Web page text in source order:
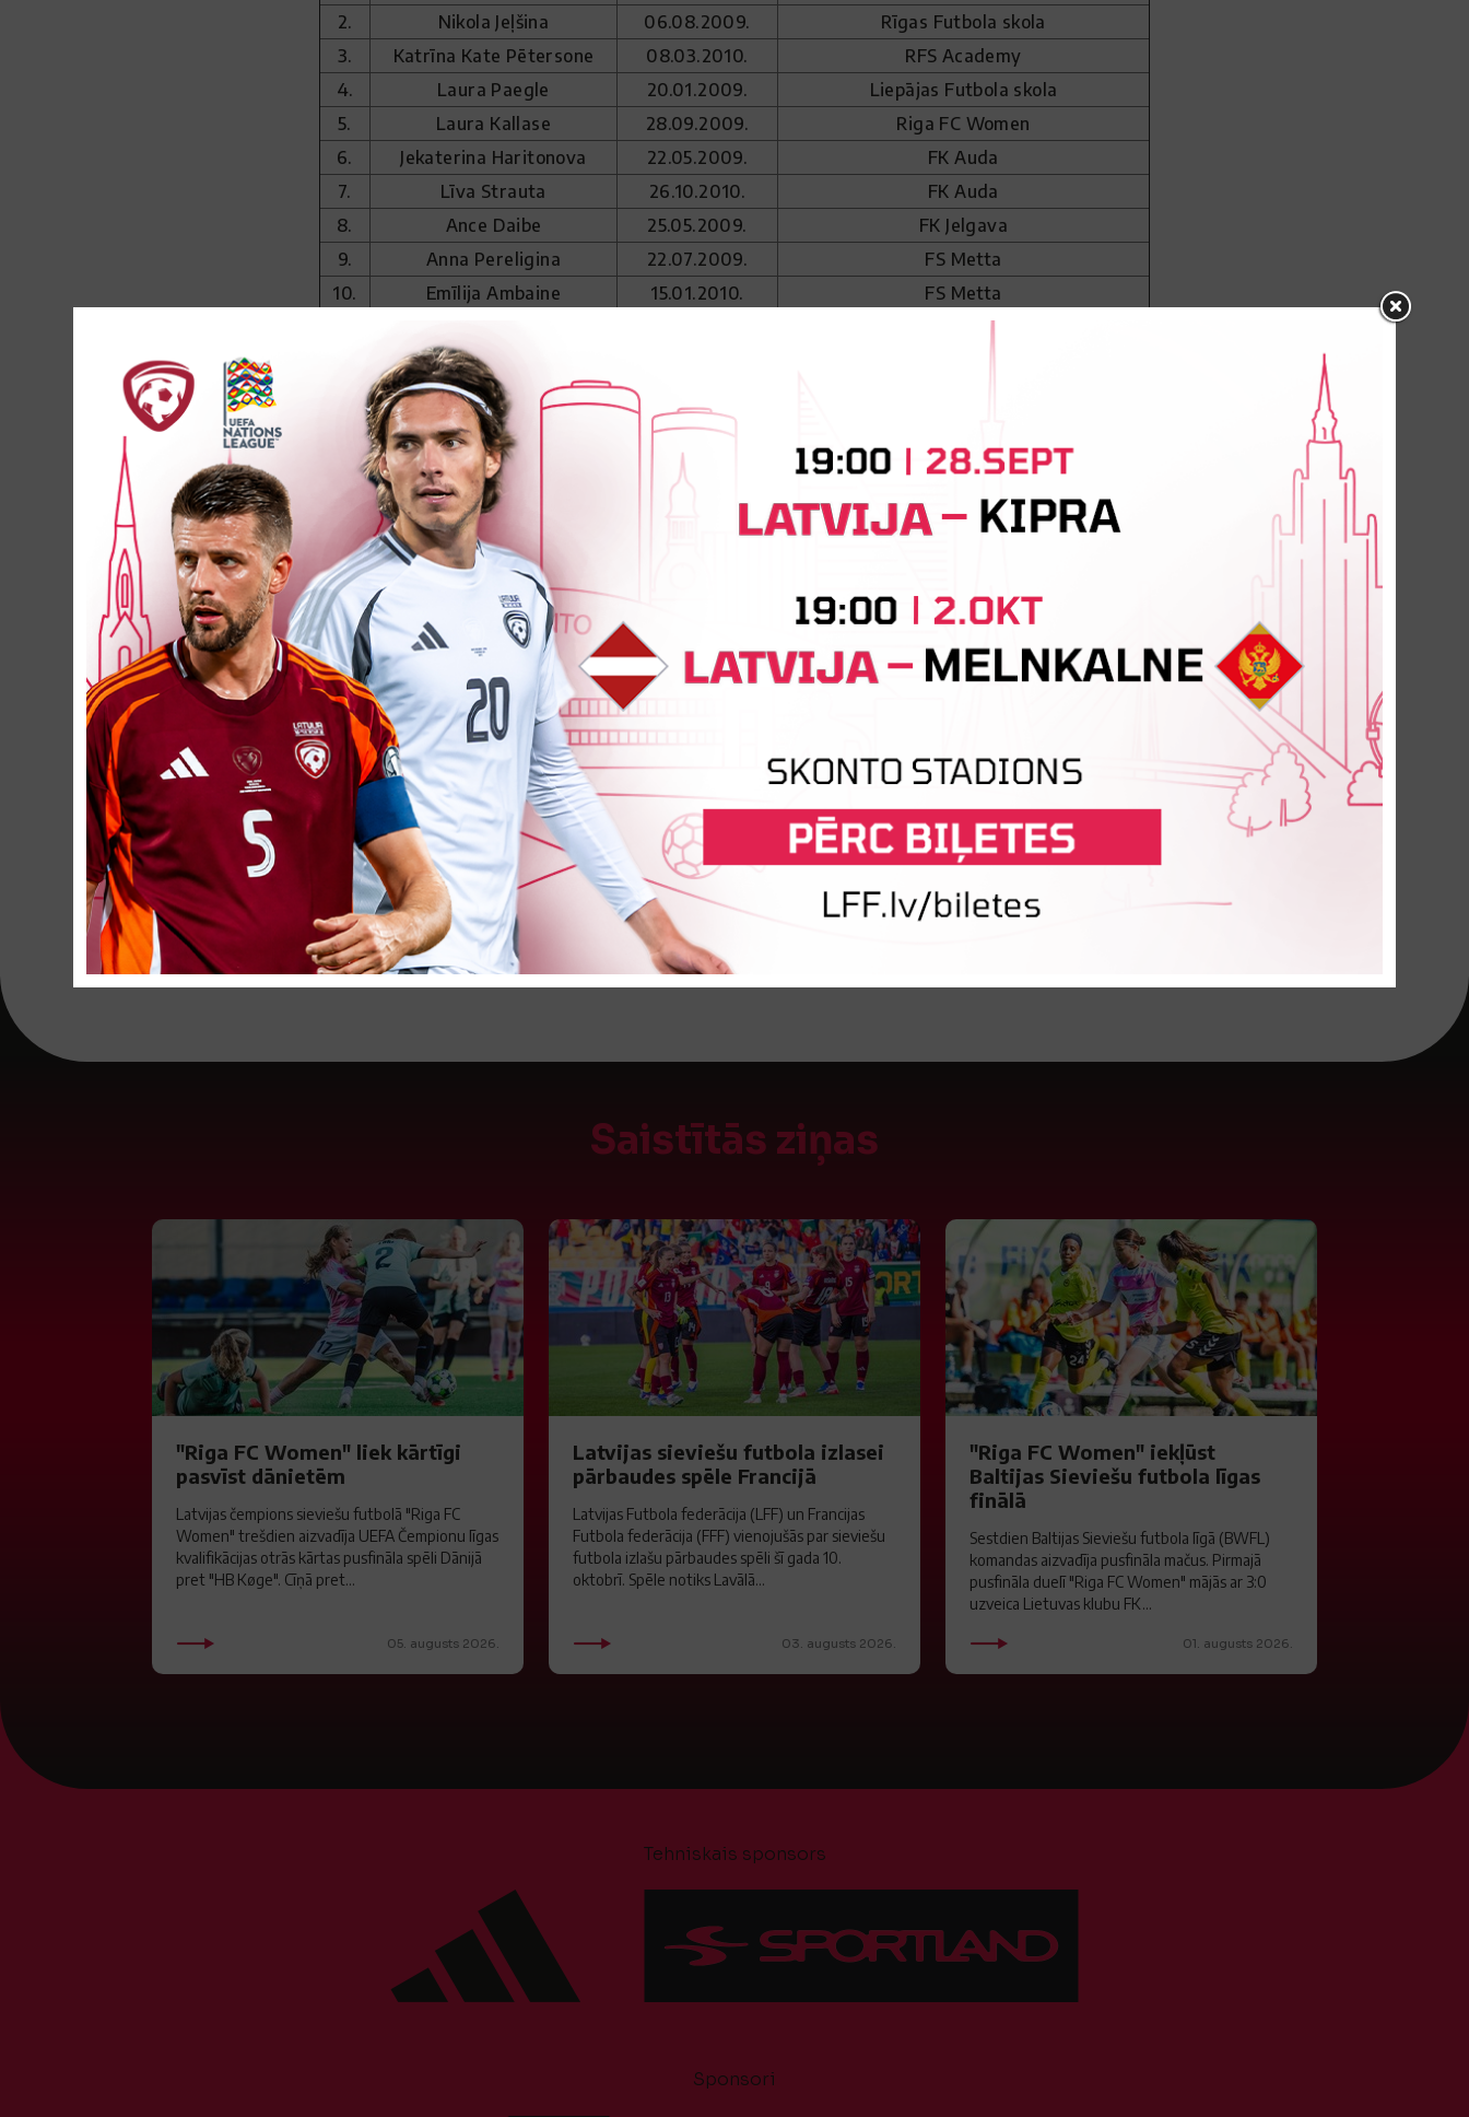
2.
Nikola Jeļšina 06.08.2009.
Rīgas Futbola skola
3.
Katrīna Kate Pētersone 08.03.2010.
RFS Academy
4.
Laura Paegle 20.01.2009.
Liepājas Futbola skola
5.
Laura Kallase 28.09.2009.
Riga FC Women
6.
Jekaterina Haritonova 22.05.2009.
FK Auda
7.
Līva Strauta 26.10.2010.
FK Auda
8.
Ance Daibe 25.05.2009.
FK Jelgava
9.
Anna Pereligina 22.07.2009.
FS Metta
10.
Emīlija Ambaine 15.01.2010.
FS Metta
Nationals SC (ASV)
Keita Zviedre
Elizabete Dubinska
Laura Kaņupa-Kanapenusa 24.03.2010.
Viktorija Savuškina 09.01.2010.
Rīgas Futbola skola
Alise Grigorjeva 25.08.2009.
FK Olaine
Laine Dzene* 21.07.2010.
Rēzeknes BJSS
18.
Megija Krastiņa
19.
Anna Artemjeva
Flint Fotball (Norvēģija)
20.
Albina Kaņepe
*Izsaukta Elīzas Markvartes vietā
IZLASES PERSONĀLS:
Rihards Gorkšs
- galvenais treneris
Marks Udovičenko
- trenera asistents
Nikola Brahmane- trenera asistente
Kaspars Ribaks- vārtsargu treneris
Nikola Sergejeva
– mediķis
Valdis Jansons– menedžeris
Foto: Slovākijas Futbola federācija
Saistītās ziņas
"Riga FC Women" liek kārtīgi
pasvīst dānietēm
Latvijas čempions sieviešu futbolā "Riga FC
Women" trešdien aizvadīja UEFA Čempionu līgas
kvalifikācijas otrās kārtas pusfināla spēli Dānijā
pret "HB Køge". Cīņā pret...
05. augusts 2026.
Latvijas sieviešu futbola izlasei
pārbaudes spēle Francijā
Latvijas Futbola federācija (LFF) un Francijas
Futbola federācija (FFF) vienojušās par sieviešu
futbola izlašu pārbaudes spēli šī gada 10.
oktobrī. Spēle notiks Lavālā...
03. augusts 2026.
"Riga FC Women" iekļūst
Baltijas Sieviešu futbola līgas
finālā
Sestdien Baltijas Sieviešu futbola līgā (BWFL)
komandas aizvadīja pusfināla mačus. Pirmajā
pusfināla duelī "Riga FC Women" mājās ar 3:0
uzveica Lietuvas klubu FK...
01. augusts 2026.
Tehniskais sponsors
Sponsori